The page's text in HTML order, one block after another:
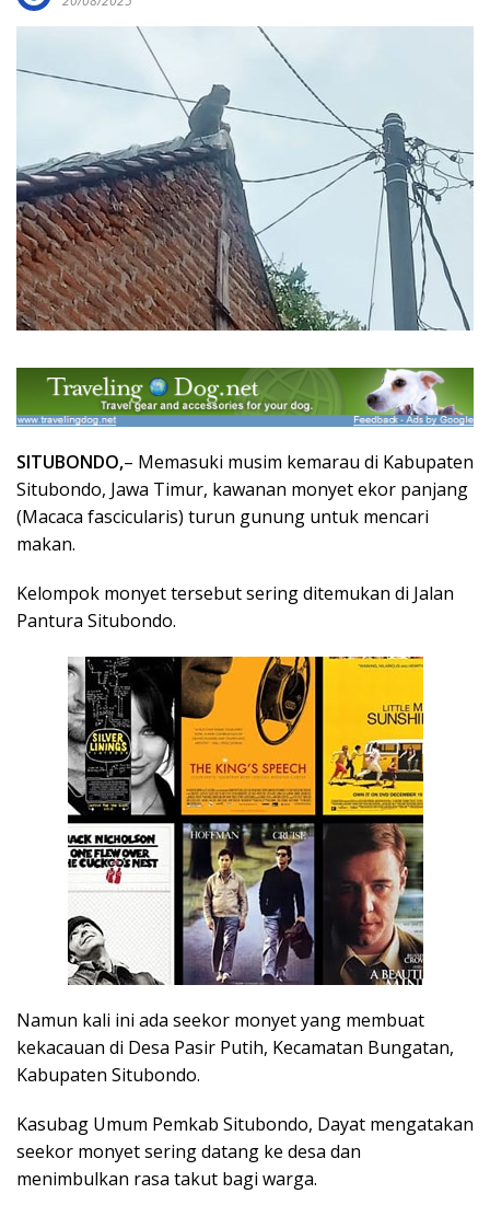
SITUBONDO,– Memasuki musim kemarau di Kabupaten
Situbondo, Jawa Timur, kawanan monyet ekor panjang
(Macaca fascicularis) turun gunung untuk mencari
makan.
Kelompok monyet tersebut sering ditemukan di Jalan
Pantura Situbondo.
Namun kali ini ada seekor monyet yang membuat
kekacauan di Desa Pasir Putih, Kecamatan Bungatan,
Kabupaten Situbondo.
Kasubag Umum Pemkab Situbondo, Dayat mengatakan
seekor monyet sering datang ke desa dan
menimbulkan rasa takut bagi warga.